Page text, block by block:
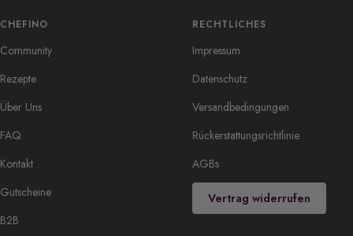
CHEFINO
Community
Rezepte
Über Uns
FAQ
Kontakt
Gutscheine
B2B
RECHTLICHES
Impressum
Datenschutz
Versandbedingungen
Rückerstattungsrichtlinie
AGBs
Vertrag widerrufen